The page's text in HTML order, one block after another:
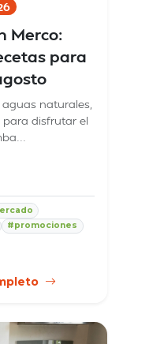
Merco:
para
naturales,
para disfrutar el
#promociones